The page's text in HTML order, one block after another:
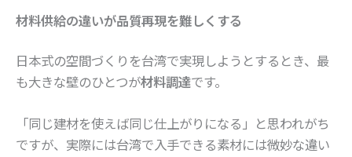
材料供給の違いが品質再現を難しくする
日本式の空間づくりを台湾で実現しようとするとき、最
も大きな壁のひとつが材料調達です。
「同じ建材を使えば同じ仕上がりになる」と思われがち
ですが、実際には台湾で入手できる素材には微妙な違い